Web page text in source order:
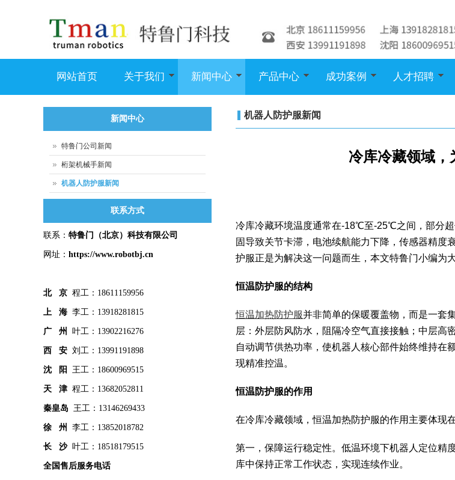
网站首页 关于我们 新闻中心 产品中心 成功案例 人才招聘
机器人防护服新闻
冷库冷藏领域，
冷库冷藏环境温度通常在-18℃至-25℃之间，部分
固导致关节卡滞，电池续航能力下降，传感器精度
护服正是为解决这一问题而生，本文特鲁门小编为
恒温防护服的结构
恒温加热防护服并非简单的保暖覆盖物，而是一套
层：外层防风防水，阻隔冷空气直接接触；中层高
自动调节供热功率，使机器人核心部件始终维持在
现精准控温。
恒温防护服的作用
在冷库冷藏领域，恒温加热防护服的作用主要体现
第一，保障运行稳定性。低温环境下机器人定位精
库中保持正常工作状态，实现连续作业。
新闻中心
特鲁门公司新闻
桁架机械手新闻
机器人防护服新闻
联系方式
联系： 特鲁门 （北京）科技有限公司
网址： https://www.robotbj.cn
北 京 程工：18611159956
上 海 李工：13918281815
广 州 叶工：13902216276
西 安 刘工：13991191898
沈 阳 王工：18600969515
天 津 程工：13682052811
秦皇岛 王工：13146269433
徐 州 李工：13852018782
长 沙叶工：18518179515
全国售后服务电话